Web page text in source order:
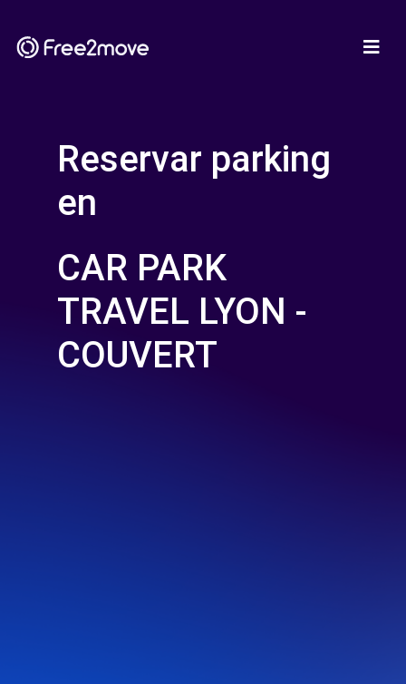
Reservar parking
en
CAR PARK
TRAVEL LYON -
COUVERT